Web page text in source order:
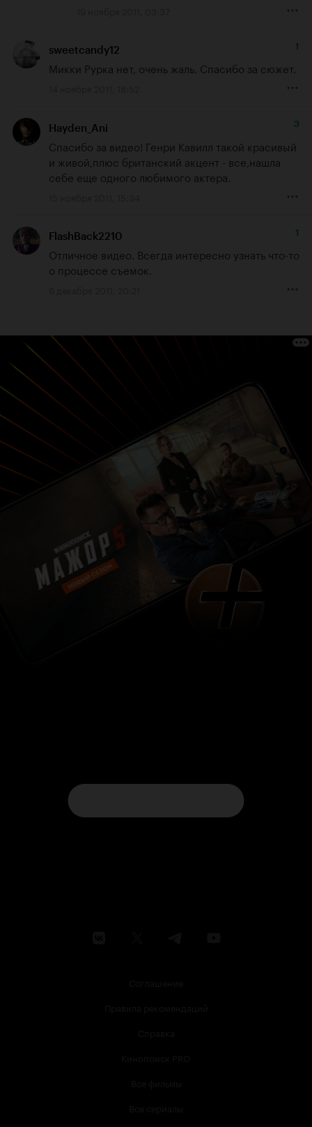
sweetcandy12 1
Микки Рурка нет, очень жаль. Спасибо за сюжет.
Hayden_Ani 3
Спасибо за видео! Генри Кавилл такой красивый
и живой,плюс британский акцент - все,нашла
себе еще одного любимого актера.
FlashBack2210 1
Отличное видео. Всегда интересно узнать что-то
о процессе съемок.